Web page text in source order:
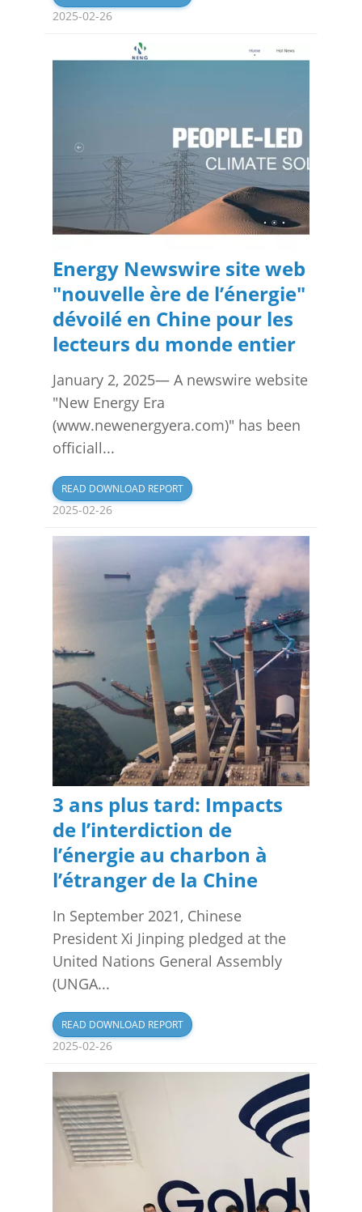
2025-02-26
Energy Newswire site web
"nouvelle ère de l’énergie"
dévoilé en Chine pour les
lecteurs du monde entier
January 2, 2025— A newswire website
"New Energy Era
(www.newenergyera.com‍)" has been
officiall...
READ DOWNLOAD REPORT
2025-02-26
3 ans plus tard: Impacts
de l’interdiction de
l’énergie au charbon à
l’étranger de la Chine
In September 2021, Chinese
President Xi Jinping pledged at the
United Nations General Assembly
(UNGA...
READ DOWNLOAD REPORT
2025-02-26